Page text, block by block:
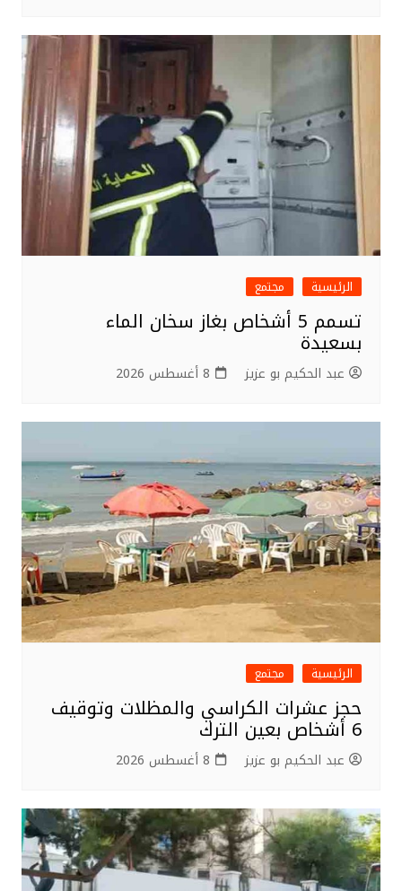
الرئيسية مجتمع
تسمم 5 أشخاص بغاز سخان الماء
بسعيدة
عبد الحكيم بو عزيز 8 أغسطس 2026
الرئيسية مجتمع
حجز عشرات الكراسي والمظلات وتوقيف
6 أشخاص بعين الترك
عبد الحكيم بو عزيز 8 أغسطس 2026